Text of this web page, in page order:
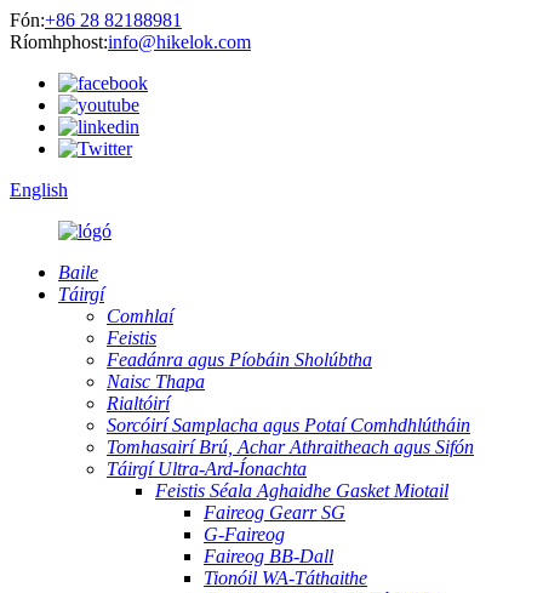
Fón:+86 28 82188981
Ríomhphost:info@hikelok.com
English
Baile
Táirgí
Comhlaí
Feistis
Feadánra agus Píobáin Sholúbtha
Naisc Thapa
Rialtóirí
Sorcóirí Samplacha agus Potaí Comhdhlútháin
Tomhasairí Brú, Achar Athraitheach agus Sifón
Táirgí Ultra-Ard-Íonachta
Feistis Séala Aghaidhe Gasket Miotail
Faireog Gearr SG
G-Faireog
Faireog BB-Dall
Tionóil WA-Táthaithe